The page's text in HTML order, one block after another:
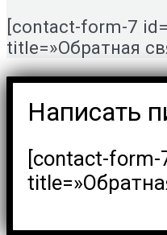
[contact-form-7
title=»Обратная
Написать
[contact-form-